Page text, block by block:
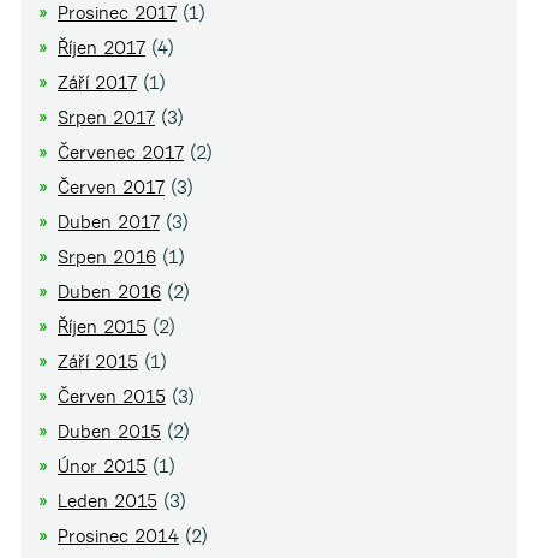
Prosinec 2017(1)
Říjen 2017(4)
Září 2017(1)
Srpen 2017(3)
Červenec 2017(2)
Červen 2017(3)
Duben 2017(3)
Srpen 2016(1)
Duben 2016(2)
Říjen 2015(2)
Září 2015(1)
Červen 2015(3)
Duben 2015(2)
Únor 2015(1)
Leden 2015(3)
Prosinec 2014(2)